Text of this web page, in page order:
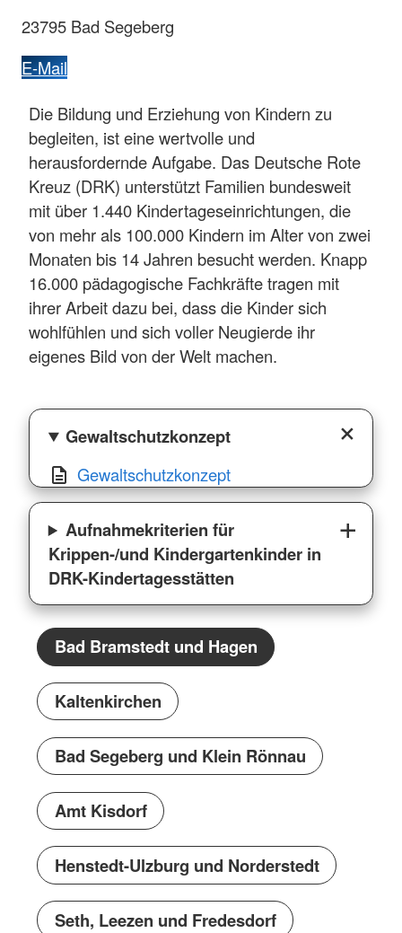
23795 Bad Segeberg
E-Mail
Die Bildung und Erziehung von Kindern zu
begleiten, ist eine wertvolle und
herausfordernde Aufgabe. Das Deutsche Rote
Kreuz (DRK) unterstützt Familien bundesweit
mit über 1.440 Kindertageseinrichtungen, die
von mehr als 100.000 Kindern im Alter von zwei
Monaten bis 14 Jahren besucht werden. Knapp
16.000 pädagogische Fachkräfte tragen mit
ihrer Arbeit dazu bei, dass die Kinder sich
wohlfühlen und sich voller Neugierde ihr
eigenes Bild von der Welt machen.
Gewaltschutzkonzept
Gewaltschutzkonzept
Aufnahmekriterien für
Krippen-/und Kindergartenkinder in
DRK-Kindertagesstätten
Bad Bramstedt und Hagen
Kaltenkirchen
Bad Segeberg und Klein Rönnau
Amt Kisdorf
Henstedt-Ulzburg und Norderstedt
Seth, Leezen und Fredesdorf